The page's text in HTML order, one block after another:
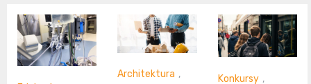
Architektura ,
Konkursy ,